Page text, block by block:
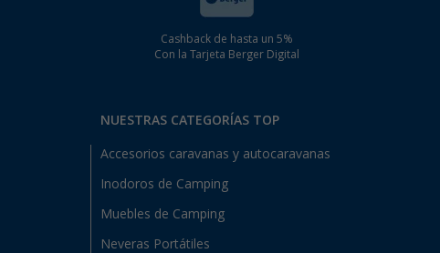
Cashback de hasta un 5%
Con la Tarjeta Berger Digital
NUESTRAS CATEGORÍAS TOP
Accesorios caravanas y autocaravanas
Inodoros de Camping
Muebles de Camping
Neveras Portátiles